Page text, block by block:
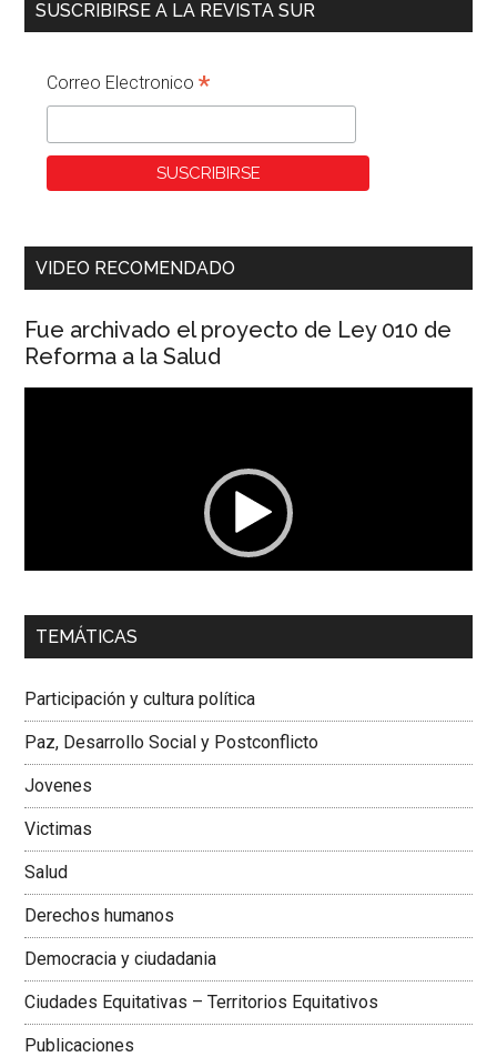
SUSCRIBIRSE A LA REVISTA SUR
Correo Electronico*
VIDEO RECOMENDADO
Fue archivado el proyecto de Ley 010 de
Reforma a la Salud
00:00 01:04
Dra. Carolina Corcho Mejía,Presidenta Corporación
Colombiana
TEMÁTICAS
Participación y cultura política
Paz, Desarrollo Social y Postconflicto
Jovenes
Victimas
Salud
Derechos humanos
Democracia y ciudadania
Ciudades Equitativas – Territorios Equitativos
Publicaciones